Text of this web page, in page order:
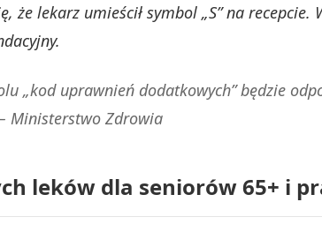
że lekarz umieścił symbol „S” na
„kod uprawnień dodatkowych” będzie
Ministerstwo Zdrowia
leków dla seniorów 65+ i